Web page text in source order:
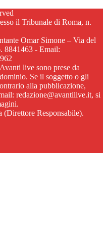
il Tribunale di Roma, n.
Omar Simone – Via del
8841463 - Email:
live sono prese da
Se il soggetto o gli
alla pubblicazione,
redazione@avantilive.it, si
Responsabile).